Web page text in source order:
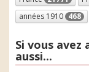
années 1910 468
Si vous avez
aussi...